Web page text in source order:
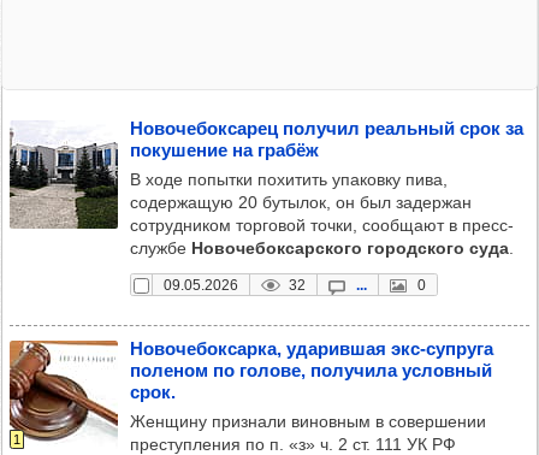
Ново­че­бок­са­рец полу­чил реаль­ный срок за
поку­ше­ние на гра­бёж
В ходе попытки похитить упаковку пива,
содержащую 20 бутылок, он был задержан
сотрудником торговой точки, сообщают в пресс-
службе Новочебоксарского городского суда
09.05.2026 32 ... 0
1
Ново­че­бок­сарка, уда­рив­шая экс-суп­руга
поле­ном по голове, полу­чила услов­ный
срок.
Женщину признали виновным в совершении
преступления по п. «з» ч. 2 ст. 111 УК РФ